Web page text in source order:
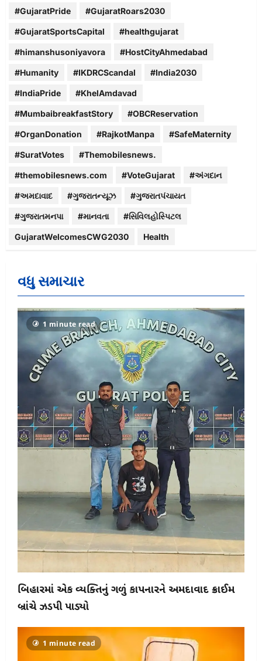
#GujaratPride #GujaratRoars2030
#GujaratSportsCapital #healthgujarat
#himanshusoniyavora #HostCityAhmedabad
#Humanity #IKDRCScandal #India2030
#IndiaPride #KhelAmdavad
#MumbaibreakfastStory #OBCReservation
#OrganDonation #RajkotManpa #SafeMaternity
#SuratVotes #Themobilesnews.
#themobilesnews.com #VoteGujarat #અંગદાન
#અમદાવાદ #ગુજરાતન્યૂઝ #ગુજરાતપંચાયત
#ગુજરાતમનપા #માનવતા #સિવિલહોસ્પિટલ
GujaratWelcomesCWG2030 Health
વધુ સમાચાર
1 minute read
બિહારમાં એક વ્યક્તિનું ગળું કાપનારને અમદાવાદ ક્રાઈમ
બ્રાંચે ઝડપી પાડ્યો
1 minute read